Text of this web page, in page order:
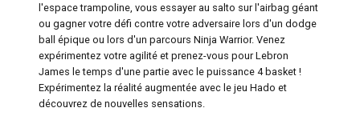
l'espace trampoline, vous essayer au salto sur l'airbag géant
ou gagner votre défi contre votre adversaire lors d'un dodge
ball épique ou lors d'un parcours Ninja Warrior. Venez
expérimentez votre agilité et prenez-vous pour Lebron
James le temps d'une partie avec le puissance 4 basket !
Expérimentez la réalité augmentée avec le jeu Hado et
découvrez de nouvelles sensations.